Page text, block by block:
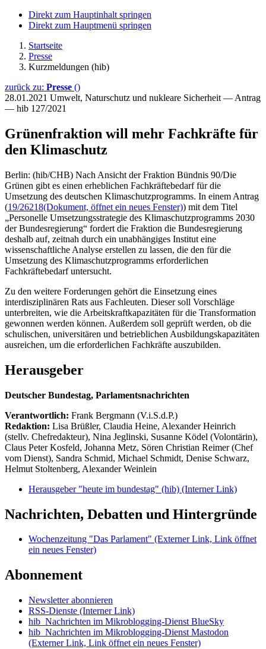
Direkt zum Hauptinhalt springen
Direkt zum Hauptmenü springen
Startseite
Presse
Kurzmeldungen (hib)
zurück zu: Presse ()
28.01.2021 Umwelt, Naturschutz und nukleare Sicherheit — Antrag
— hib 127/2021
Grünenfraktion will mehr Fachkräfte für
den Klimaschutz
Berlin: (hib/CHB) Nach Ansicht der Fraktion Bündnis 90/Die
Grünen gibt es einen erheblichen Fachkräftebedarf für die
Umsetzung des deutschen Klimaschutzprogramms. In einem Antrag
(19/26218(Dokument, öffnet ein neues Fenster)) mit dem Titel
„Personelle Umsetzungsstrategie des Klimaschutzprogramms 2030
der Bundesregierung“ fordert die Fraktion die Bundesregierung
deshalb auf, zeitnah durch ein unabhängiges Institut eine
wissenschaftliche Analyse erstellen zu lassen, die den für die
Umsetzung des Klimaschutzprogramms erforderlichen
Fachkräftebedarf untersucht.
Zu den weitere Forderungen gehört die Einsetzung eines
interdisziplinären Rats aus Fachleuten. Dieser soll Vorschläge
unterbreiten, wie die Arbeitskraftkapazitäten für die Transformation
gewonnen werden können. Außerdem soll geprüft werden, ob die
schulischen, universitären und betrieblichen Ausbildungskapazitäten
ausreichen, um die erforderlichen Fachkräfte auszubilden.
Herausgeber
Deutscher Bundestag, Parlamentsnachrichten
Verantwortlich: Frank Bergmann (V.i.S.d.P.)
Redaktion: Lisa Brüßler, Claudia Heine, Alexander Heinrich
(stellv. Chefredakteur), Nina Jeglinski, Susanne Ködel (Volontärin),
Claus Peter Kosfeld, Johanna Metz, Sören Christian Reimer (Chef
vom Dienst), Sandra Schmid, Michael Schmidt, Denise Schwarz,
Helmut Stoltenberg, Alexander Weinlein
Herausgeber "heute im bundestag" (hib) (Interner Link)
Nachrichten, Debatten und Hintergründe
Wochenzeitung "Das Parlament" (Externer Link, Link öffnet
ein neues Fenster)
Abonnement
Newsletter abonnieren
RSS-Dienste (Interner Link)
hib_Nachrichten im Mikroblogging-Dienst BlueSky
hib_Nachrichten im Mikroblogging-Dienst Mastodon
(Externer Link, Link öffnet ein neues Fenster)